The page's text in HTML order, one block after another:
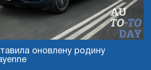
оновлену родину